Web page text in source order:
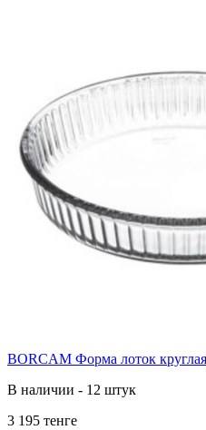
BORCAM Форма лоток
В наличии - 12 штук
3 195 тенге